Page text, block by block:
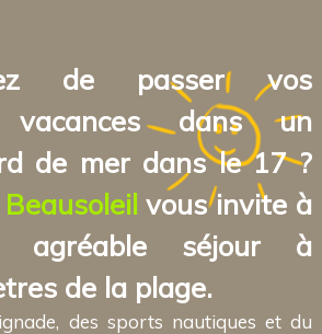
de passer vos
vacances dans un
de mer dans le 17 ?
vous invite à
agréable séjour à
de la plage.
des sports nautiques et du